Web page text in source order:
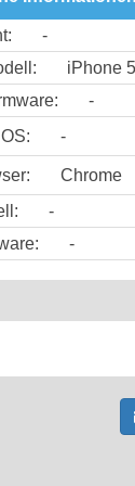
-
iPhone 5
-
-
Chrome
-
-